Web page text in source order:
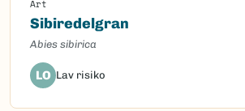
Art
Sibiredelgran
Abies sibirica
LO Lav risiko